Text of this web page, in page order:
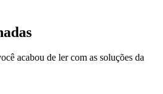
acabou de ler com as soluções da